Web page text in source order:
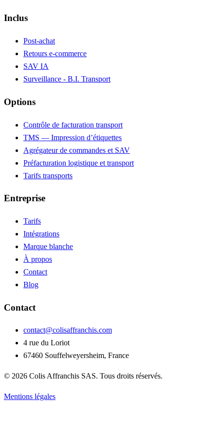
Inclus
Post-achat
Retours e-commerce
SAV IA
Surveillance - B.I. Transport
Options
Contrôle de facturation transport
TMS — Impression d’étiquettes
Agrégateur de commandes et SAV
Préfacturation logistique et transport
Tarifs transports
Entreprise
Tarifs
Intégrations
Marque blanche
À propos
Contact
Blog
Contact
contact@colisaffranchis.com
4 rue du Loriot
67460 Souffelweyersheim, France
© 2026 Colis Affranchis SAS. Tous droits réservés.
Mentions légales